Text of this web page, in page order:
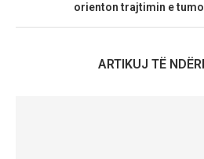
orienton trajtimin e
ARTIKUJ TË